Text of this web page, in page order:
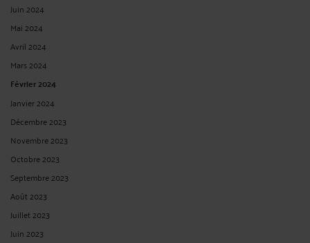
Juin 2024
Mai 2024
Avril 2024
Mars 2024
Février 2024
Janvier 2024
Décembre 2023
Novembre 2023
Octobre 2023
Septembre 2023
Août 2023
Juillet 2023
Juin 2023